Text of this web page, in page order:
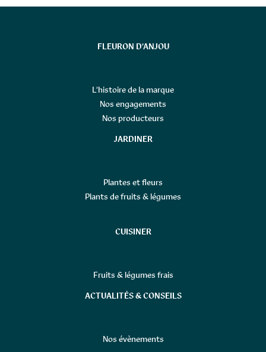
FLEURON D’ANJOU
L’histoire de la marque
Nos engagements
Nos producteurs
JARDINER
Plantes et fleurs
Plants de fruits & légumes
CUISINER
Fruits & légumes frais
ACTUALITÉS & CONSEILS
Nos évènements